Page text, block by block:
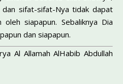
sifat-sifat-Nya tidak dapat
siapapun. Sebaliknya Dia
dan siapapun.
Al Allamah AlHabib Abdullah